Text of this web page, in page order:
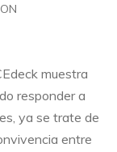
muestra
responder a
ya se trate de
entre